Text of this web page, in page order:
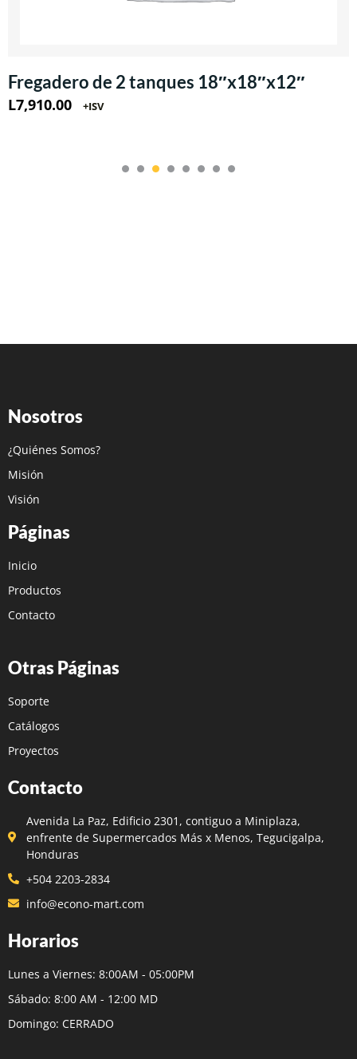
Fregadero de 2 tanques 18″x18″x12″
L7,910.00 +ISV
Nosotros
¿Quiénes Somos?
Misión
Visión
Páginas
Inicio
Productos
Contacto
Otras Páginas
Soporte
Catálogos
Proyectos
Contacto
Avenida La Paz, Edificio 2301, contiguo a Miniplaza,
enfrente de Supermercados Más x Menos, Tegucigalpa,
Honduras
+504 2203-2834
info@econo-mart.com
Horarios
Lunes a Viernes: 8:00AM - 05:00PM
Sábado: 8:00 AM - 12:00 MD
Domingo: CERRADO